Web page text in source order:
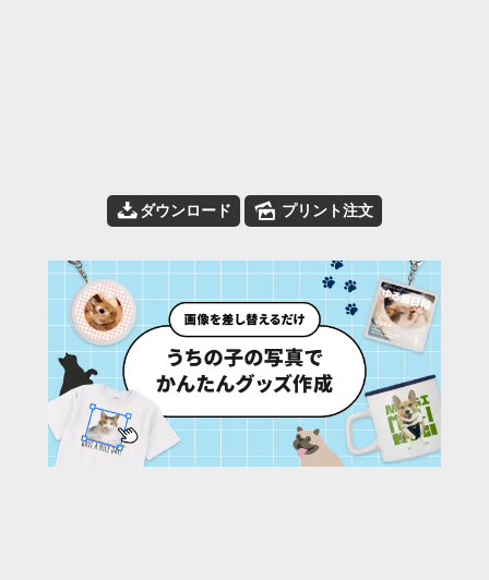
📥ダウンロード 🌄 プリント注文